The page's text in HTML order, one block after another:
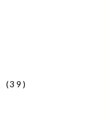
(39)